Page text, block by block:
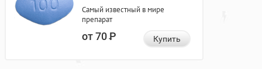
Самый известный в мире
препарат
от 70Р Купить